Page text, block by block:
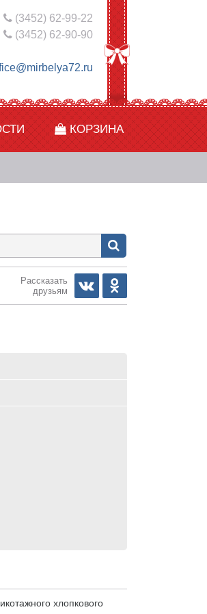
(3452) 62-99-22
(3452) 62-90-90
КОРЗИНА
Рассказать
друзьям
хлопкового